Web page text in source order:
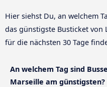
Hier siehst Du, an welchem
das günstigste Busticket von
für die nächsten 30 Tage
An welchem Tag sind
Marseille am günstigsten?